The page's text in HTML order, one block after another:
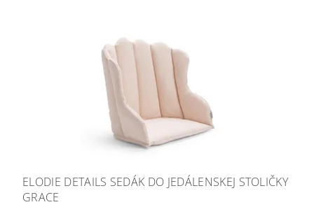
ELODIE DETAILS SEDÁK DO JEDÁLENSKEJ STOLIČKY
GRACE